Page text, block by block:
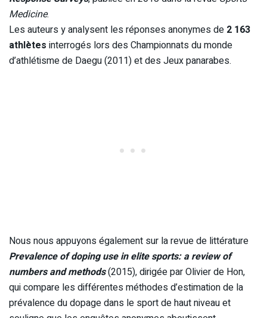
Medicine.
Les auteurs y analysent les réponses anonymes de 2 163
athlètes interrogés lors des Championnats du monde
d’athlétisme de Daegu (2011) et des Jeux panarabes.
Nous nous appuyons également sur la revue de littérature
Prevalence of doping use in elite sports: a review of
numbers and methods(2015), dirigée par Olivier de Hon,
qui compare les différentes méthodes d’estimation de la
prévalence du dopage dans le sport de haut niveau et